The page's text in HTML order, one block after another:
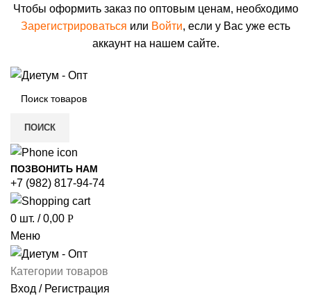
Чтобы оформить заказ по оптовым ценам, необходимо
Зарегистрироваться или Войти, если у Вас уже есть
аккаунт на нашем сайте.
ПОИСК
ПОЗВОНИТЬ НАМ
+7 (982) 817-94-74
0 шт. / 0,00 Р
Меню
Категории товаров
Вход / Регистрация